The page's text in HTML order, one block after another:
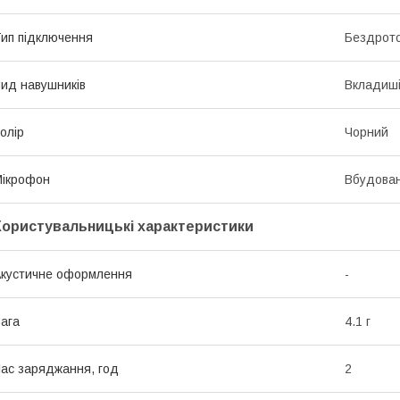
підключення
навушників Вкладиші
Чорний
характеристики
оформлення -
4.1 г
заряджання, год 2